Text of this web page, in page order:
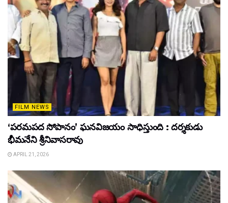
FILM NEWS
‘పరమపద సోపానం’ ఘనవిజయం సాధిస్తుంది : దర్శకుడు
భీమనేని శ్రీనివాసరావు
APRIL 21, 2026